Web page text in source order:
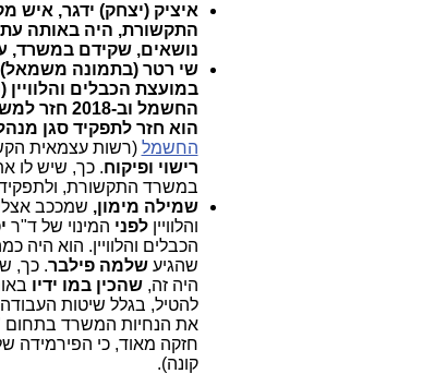
איציק (יצחק) ידגר, איש
התקשורת, היה באותה
נושאים, שקידם במשרד,
שי רטר (בתמונה
במועצת הכבלים
החשמל וב-2018 חזר למשרד התקשורת, גם כן לתפקיד בכיר),
הוא חזר לתפקיד סגן
החשמל (רשות עצמאית
רישוי ופיקוח. כך, שיש לו
במשרד התקשורת, ולתפקיד,
שמילה מימון,
והלווייןלפני המינוי של ד"ר
הכבלים והלוויין. הוא
שהגיעשלמה פילבר. כך,
היה זה,שהכין במו ידיו
להטיל, בגלל שיטות
את הנחיות המשרד בתחום
חזקה מאוד, כי הפירמידה
קונה).